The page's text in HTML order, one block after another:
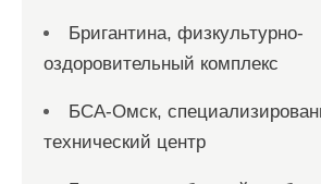
Бригантина, физкультурно-
оздоровительный комплекс
БСА-Омск,
технический центр